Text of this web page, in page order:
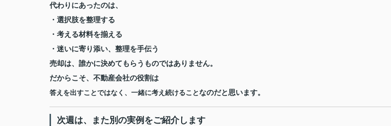
代わりにあったのは、
・選択肢を整理する
・考える材料を揃える
・迷いに寄り添い、整理を手伝う
売却は、誰かに決めてもらうものではありません。
だからこそ、不動産会社の役割は
答えを出すことではなく、一緒に考え続けることなのだと思います。
次週は、また別の実例をご紹介します